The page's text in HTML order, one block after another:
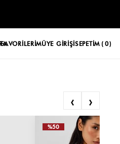
FAVORILERIMÜYE GIRIŞISEPETIM 0
‹ ›
%50